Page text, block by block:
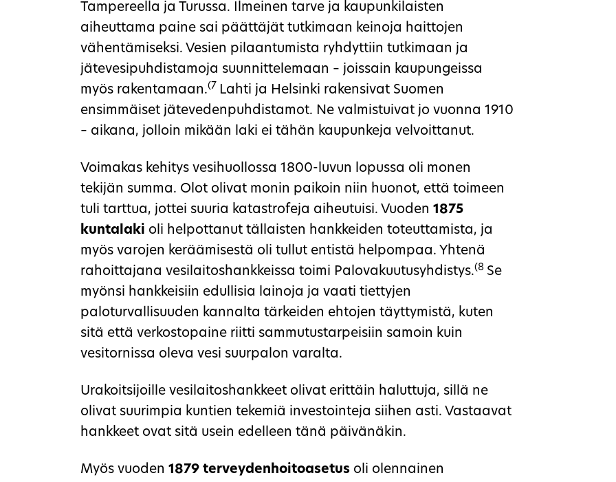
Tampereella ja Turussa. Ilmeinen tarve ja kaupunkilaisten
aiheuttama paine sai päättäjät tutkimaan keinoja haittojen
vähentämiseksi. Vesien pilaantumista ryhdyttiin tutkimaan ja
jätevesipuhdistamoja suunnittelemaan – joissain kaupungeissa
myös rakentamaan.(7 Lahti ja Helsinki rakensivat Suomen
ensimmäiset jätevedenpuhdistamot. Ne valmistuivat jo vuonna 1910
– aikana, jolloin mikään laki ei tähän kaupunkeja velvoittanut.
Voimakas kehitys vesihuollossa 1800-luvun lopussa oli monen
tekijän summa. Olot olivat monin paikoin niin huonot, että toimeen
tuli tarttua, jottei suuria katastrofeja aiheutuisi. Vuoden 1875
kuntalaki oli helpottanut tällaisten hankkeiden toteuttamista, ja
myös varojen keräämisestä oli tullut entistä helpompaa. Yhtenä
rahoittajana vesilaitoshankkeissa toimi Palovakuutusyhdistys.(8 Se
myönsi hankkeisiin edullisia lainoja ja vaati tiettyjen
paloturvallisuuden kannalta tärkeiden ehtojen täyttymistä, kuten
sitä että verkostopaine riitti sammutustarpeisiin samoin kuin
vesitornissa oleva vesi suurpalon varalta.
Urakoitsijoille vesilaitoshankkeet olivat erittäin haluttuja, sillä ne
olivat suurimpia kuntien tekemiä investointeja siihen asti. Vastaavat
hankkeet ovat sitä usein edelleen tänä päivänäkin.
Myös vuoden 1879 terveydenhoitoasetus oli olennainen